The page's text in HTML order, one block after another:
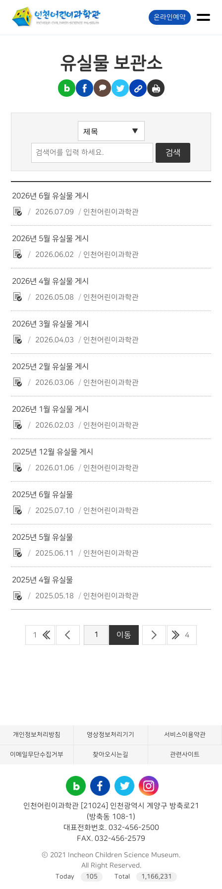
온라인예약
유실물 보관소
2026년 6월 유실물 게시
2026.07.09 인천어린이과학관
2026년 5월 유실물 게시
2026.06.02 인천어린이과학관
2026년 4월 유실물 게시
2026.05.08 인천어린이과학관
2026년 3월 유실물 게시
2026.04.03 인천어린이과학관
2025년 2월 유실물 게시
2026.03.06 인천어린이과학관
2026년 1월 유실물 게시
2026.02.03 인천어린이과학관
2025년 12월 유실물 게시
2026.01.06 인천어린이과학관
2025년 6월 유실물
2025.07.10 인천어린이과학관
2025년 5월 유실물
2025.06.11 인천어린이과학관
2025년 4월 유실물
2025.05.18 인천어린이과학관
1 4
개인정보처리방침 영상정보처리기기 서비스이용약관
이메일무단수집거부 찾아오시는길 관련사이트
인천어린이과학관 [21024] 인천광역시 계양구 방축로21
(방축동 108-1)
대표전화번호. 032-456-2500
FAX. 032-456-2579
ⓒ 2021 Incheon Children Science Museum.
All Right Reserved.
Today 105 Total 1,166,231